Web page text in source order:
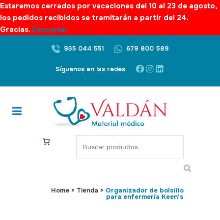
Estaremos cerrados por vacaciones del 10 al 23 de agosto,
los pedidos recibidos se tramitarán a partir del 24.
Gracias. Descartar
935 044 551 679 800 589
Síguenos en las redes Facebook
Instagram
LinkedIn
S
e
c
Home > Tienda > Organizador de bolsillo
para enfermería Keen’s